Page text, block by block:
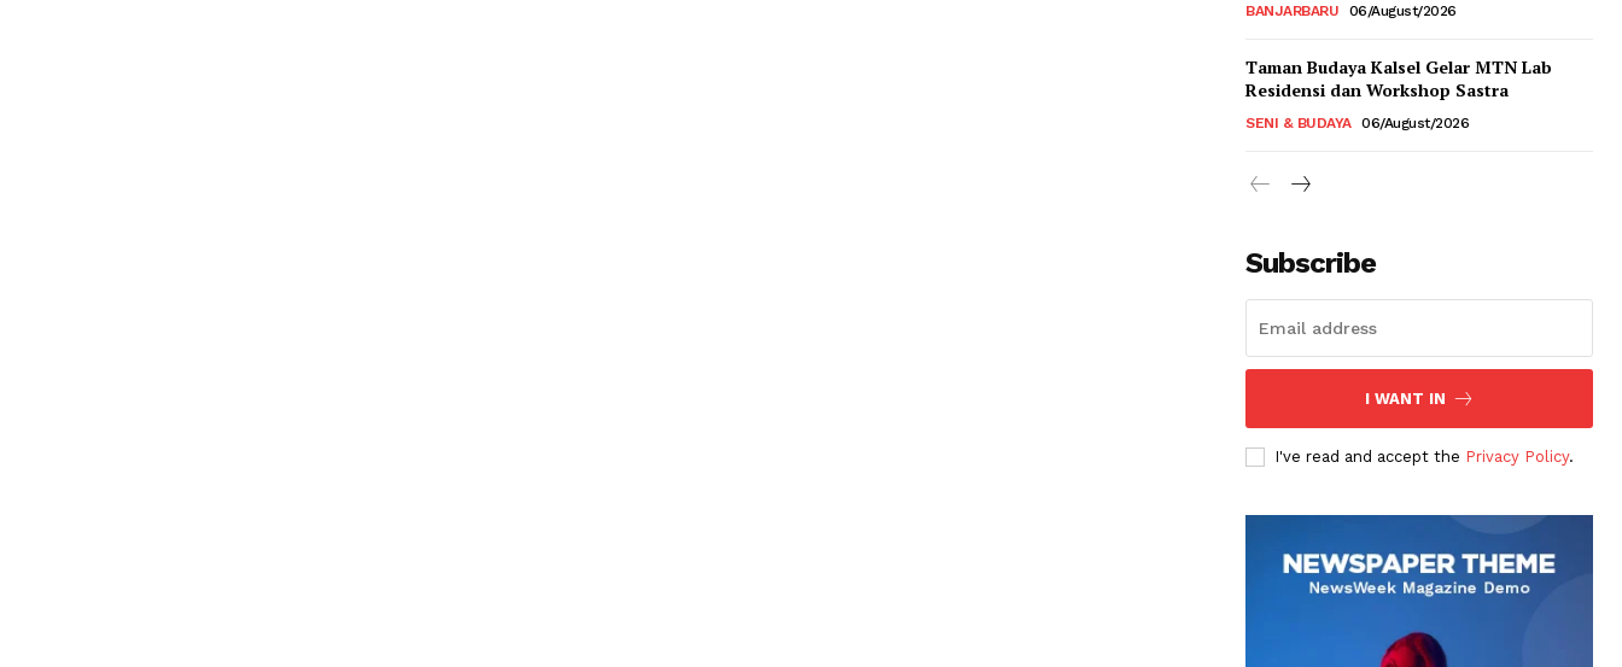
BANJARBARU 06/August/2026
Taman Budaya Kalsel Gelar MTN Lab
Residensi dan Workshop Sastra
SENI & BUDAYA 06/August/2026
Subscribe
I WANT IN
I've read and accept the Privacy Policy.